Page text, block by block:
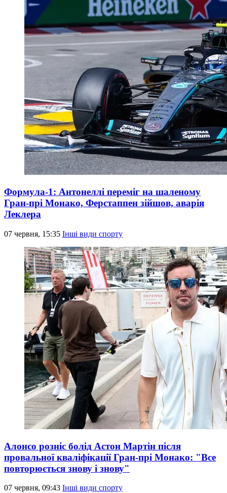
Формула-1: Антонеллі переміг на шаленому
Гран-прі Монако, Ферстаппен зійшов, аварія
Леклера
07 червня, 15:35 Інші види спорту
Алонсо розніс болід Астон Мартін після
провальної кваліфікації Гран-прі Монако: "Все
повторюється знову і знову"
07 червня, 09:43 Інші види спорту